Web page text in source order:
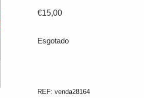
€15,00
Esgotado
REF:venda28164